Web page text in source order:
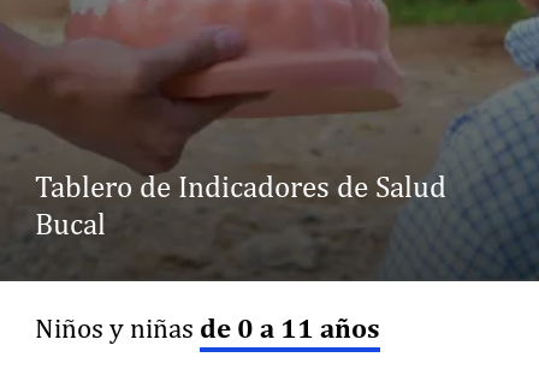
Tablero de Indicadores de Salud
Bucal
Niños y niñas de 0 a 11 años